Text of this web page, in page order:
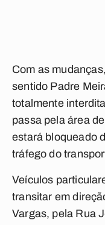
Com as
sentido Padre
totalmente
passa pela área
estará bloqueado
tráfego do
Veículos
transitar em
Vargas, pela Rua